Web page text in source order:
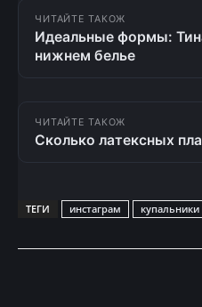
ЧИТАЙТЕ ТАКОЖ
Идеальные формы:
нижнем белье
ЧИТАЙТЕ ТАКОЖ
Сколько латексных
ТЕГИ инстаграм купальники